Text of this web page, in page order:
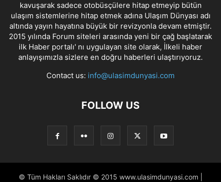
kavuşarak sadece otobüsçülere hitap etmeyip bütün
ulaşım sistemlerine hitap etmek adına Ulaşım Dünyası adı
altında yayın hayatına büyük bir revizyonla devam etmiştir.
2015 yılında Forum siteleri arasında yeni bir çağ başlatarak
ilk Haber portalı' nı uygulayan site olarak, İlkeli haber
anlayışımızla sizlere en doğru haberleri ulaştırıyoruz.
Contact us: info@ulasimdunyasi.com
FOLLOW US
© Tüm Hakları Saklıdır © 2015 www.ulasimdunyasi.com |